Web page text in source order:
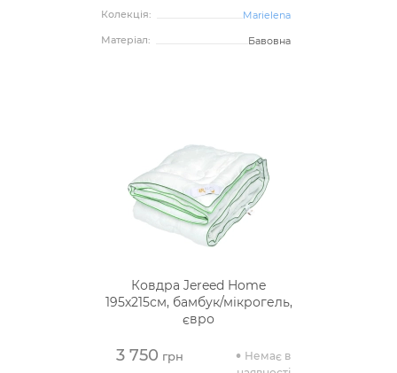
Колекція:
Marielena
Матеріал:
Бавовна
Ковдра Jereed Home
195х215см, бамбук/мікрогель,
євро
3 750 грн
Немає в